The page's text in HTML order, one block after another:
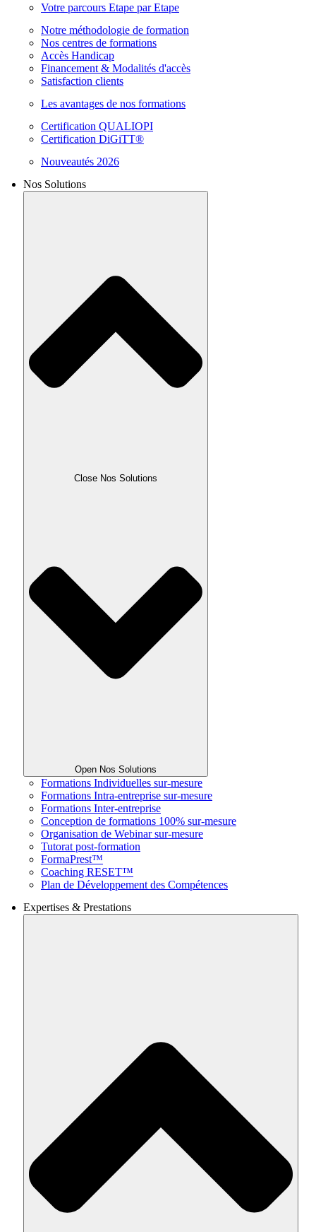
Votre parcours Etape par Etape
Notre méthodologie de formation
Nos centres de formations
Accès Handicap
Financement & Modalités d'accès
Satisfaction clients
Les avantages de nos formations
Certification QUALIOPI
Certification DiGiTT®
Nouveautés 2026
Nos Solutions
Close Nos Solutions
Open Nos Solutions
Formations Individuelles sur-mesure
Formations Intra-entreprise sur-mesure
Formations Inter-entreprise
Conception de formations 100% sur-mesure
Organisation de Webinar sur-mesure
Tutorat post-formation
FormaPrest™
Coaching RESET™
Plan de Développement des Compétences
Expertises & Prestations